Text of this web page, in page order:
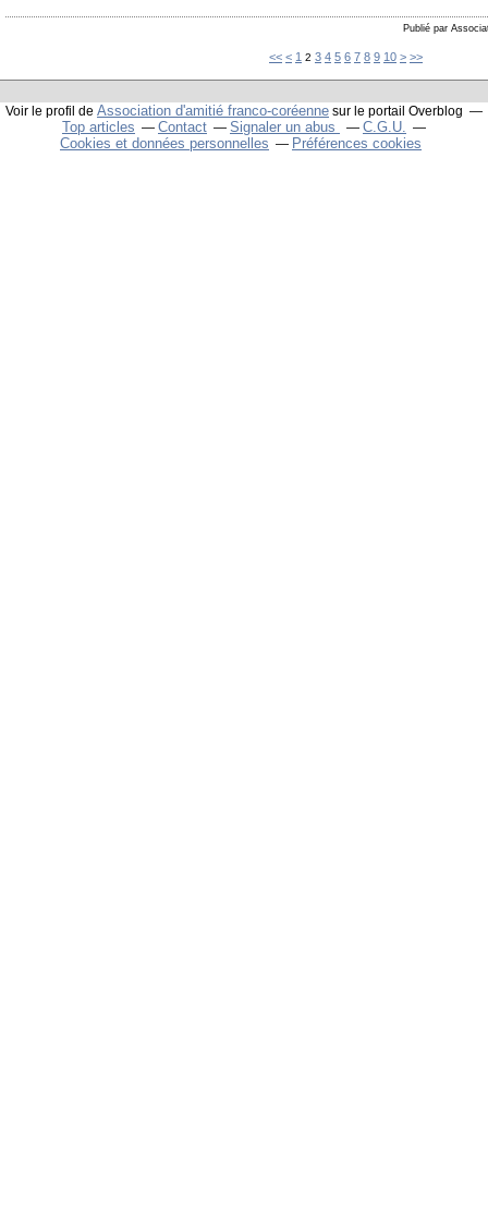
Publié par
<< < 1 2 3 4 5 6 7 8 9 10 > >>
Voir le profil de Association d'amitié franco-coréenne sur le portail Overblog
Top articles Contact Signaler un abus
C.G.U.
Cookies et données personnelles
Préférences cookies